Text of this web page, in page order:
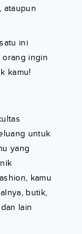
ataupun
ini
orang ingin
kamu!
untuk
yang
kamu
butik,
lain